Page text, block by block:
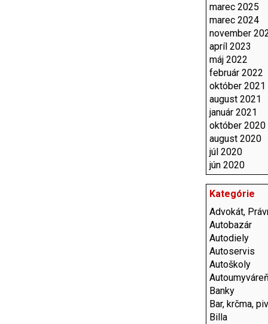
marec 2025
marec 2024
november
apríl 2023
máj 2022
február 2022
október 2021
august 2021
január 2021
október 2020
august 2020
júl 2020
jún 2020
Kategórie
Advokát,
Autobazár
Autodiely
Autoservis
Autoškoly
Banky
Bar, krčma,
Billa